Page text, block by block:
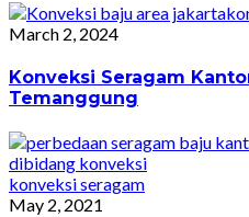
March 2, 2024
Konveksi Seragam
Temanggung
konveksi seragam
May 2, 2021